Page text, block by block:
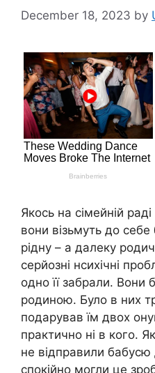
December 18, 2023 by
Якось на сімейній
вони візьмуть до
рідну – а далеку
серйозні нсихічні
одно її забрали. Вони
родиною. Було в них
подарував їм двох
практично ні в кого.
не відправили бабусю
спокійно могли це